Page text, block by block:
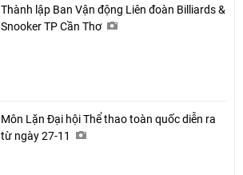
Thành lập Ban Vận động Liên đoàn Billiards &
Snooker TP Cần Thơ
Môn Lặn Đại hội Thể thao toàn quốc diễn ra
từ ngày 27-11